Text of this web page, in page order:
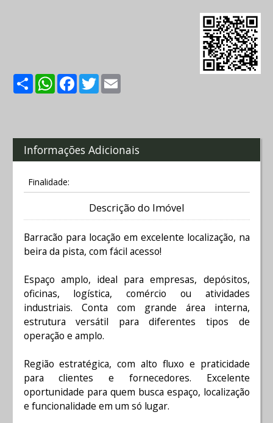
ShareWhatsApp
Facebook
Twitter
Informações Adicionais
Finalidade:
Descrição do Imóvel
Barracão para locação em excelente localização, na
beira da pista, com fácil acesso!
Espaço amplo, ideal para empresas, depósitos,
oficinas, logística, comércio ou atividades
industriais. Conta com grande área interna,
estrutura versátil para diferentes tipos de
operação e amplo.
Região estratégica, com alto fluxo e praticidade
para clientes e fornecedores. Excelente
oportunidade para quem busca espaço, localização
e funcionalidade em um só lugar.